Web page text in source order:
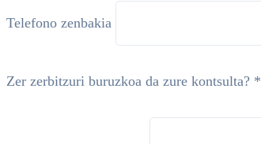
Telefono zenbakia
Zer zerbitzuri buruzkoa da zure kontsulta? *